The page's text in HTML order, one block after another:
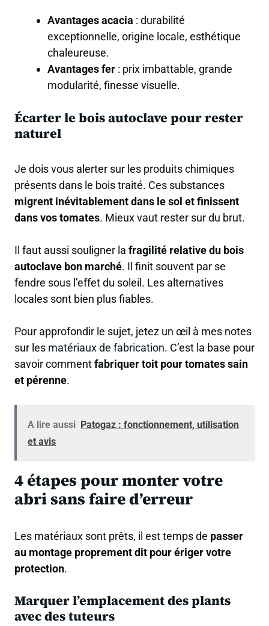
Avantages acacia : durabilité
exceptionnelle, origine locale, esthétique
chaleureuse.
Avantages fer: prix imbattable, grande
modularité, finesse visuelle.
Écarter le bois autoclave pour rester
naturel
Je dois vous alerter sur les produits chimiques
présents dans le bois traité. Ces substances
migrent inévitablement dans le sol et finissent
dans vos tomates. Mieux vaut rester sur du brut.
Il faut aussi souligner la fragilité relative du bois
autoclave bon marché. Il finit souvent par se
fendre sous l’effet du soleil. Les alternatives
locales sont bien plus fiables.
Pour approfondir le sujet, jetez un œil à mes notes
sur les matériaux de fabrication. C’est la base pour
savoir commentfabriquer toit pour tomates sain
et pérenne.
A lire aussi Patogaz : fonctionnement, utilisation
et avis
4 étapes pour monter votre
abri sans faire d’erreur
Les matériaux sont prêts, il est temps de passer
au montage proprement dit pour ériger votre
protection.
Marquer l’emplacement des plants
avec des tuteurs